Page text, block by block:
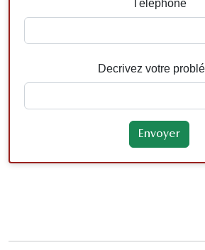
Téléphone
Decrivez votre